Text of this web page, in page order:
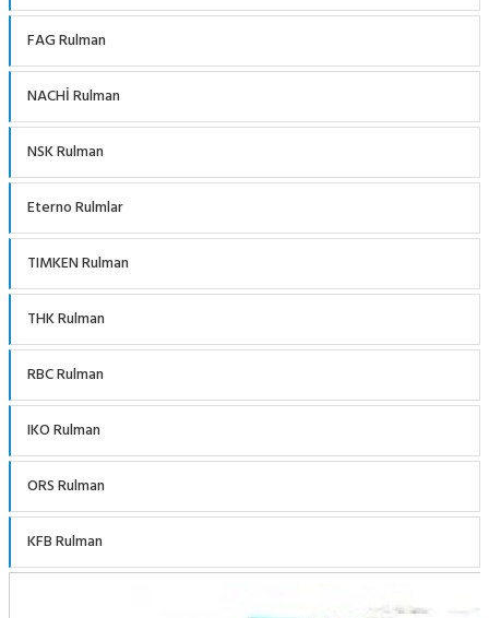
FAG Rulman
NACHİ Rulman
NSK Rulman
Eterno Rulmlar
TIMKEN Rulman
THK Rulman
RBC Rulman
IKO Rulman
ORS Rulman
KFB Rulman